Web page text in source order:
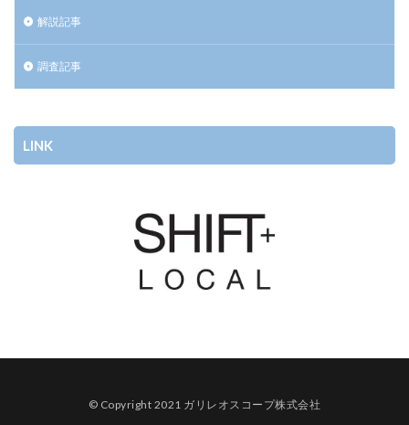
解説記事
調査記事
LINK
© Copyright 2021 ガリレオスコープ株式会社